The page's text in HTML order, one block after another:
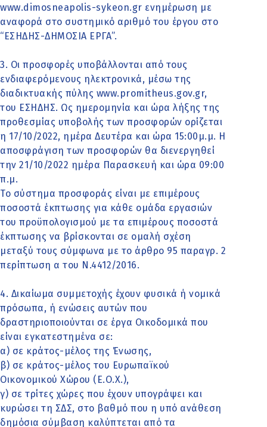
www.dimosneapolis-sykeon.gr ενημέρωση με
αναφορά στο συστημικό αριθμό του έργου στο
“ΕΣΗΔΗΣ-ΔΗΜΟΣΙΑ ΕΡΓΑ”.
3. Οι προσφορές υποβάλλονται από τους
ενδιαφερόμενους ηλεκτρονικά, μέσω της
διαδικτυακής πύλης www.promitheus.gov.gr,
του ΕΣΗΔΗΣ. Ως ημερομηνία και ώρα λήξης της
προθεσμίας υποβολής των προσφορών ορίζεται
η 17/10/2022, ημέρα Δευτέρα και ώρα 15:00μ.μ. Η
αποσφράγιση των προσφορών θα διενεργηθεί
την 21/10/2022 ημέρα Παρασκευή και ώρα 09:00
π.μ.
Το σύστημα προσφοράς είναι με επιμέρους
ποσοστά έκπτωσης για κάθε ομάδα εργασιών
του προϋπολογισμού με τα επιμέρους ποσοστά
έκπτωσης να βρίσκονται σε ομαλή σχέση
μεταξύ τους σύμφωνα με το άρθρο 95 παραγρ. 2
περίπτωση α του Ν.4412/2016.
4. Δικαίωμα συμμετοχής έχουν φυσικά ή νομικά
πρόσωπα, ή ενώσεις αυτών που
δραστηριοποιούνται σε έργα Οικοδομικά που
είναι εγκατεστημένα σε:
α) σε κράτος-μέλος της Ένωσης,
β) σε κράτος-μέλος του Ευρωπαϊκού
Οικονομικού Χώρου (Ε.Ο.Χ.),
γ) σε τρίτες χώρες που έχουν υπογράψει και
κυρώσει τη ΣΔΣ, στο βαθμό που η υπό ανάθεση
δημόσια σύμβαση καλύπτεται από τα